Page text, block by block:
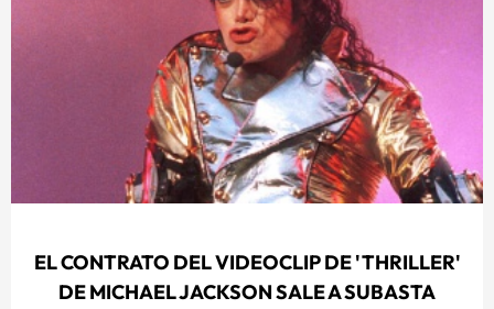
EL CONTRATO DEL VIDEOCLIP DE 'THRILLER'
DE MICHAEL JACKSON SALE A SUBASTA